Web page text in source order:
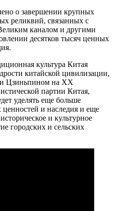
о завершении крупных
реликвий, связанных с
каналом и другими
десятков тысяч ценных
культура Китая
китайской цивилизации,
Цзиньпином на ХХ
партии Китая,
уделять еще больше
и наследия и еще
и культурное
городских и сельских